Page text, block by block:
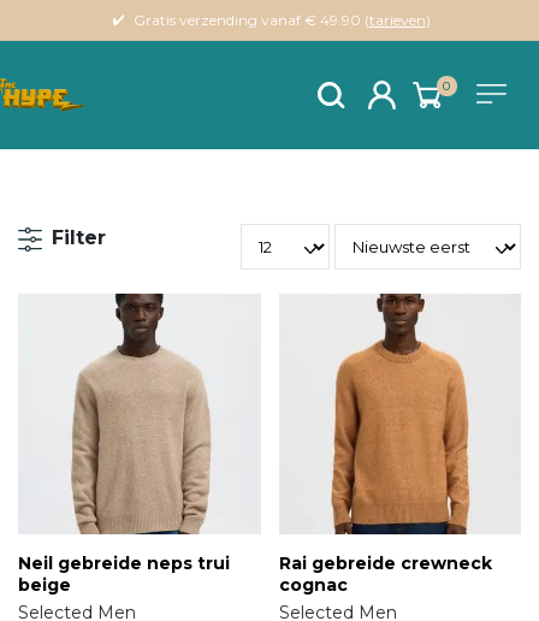
Gratis verzending vanaf € 49.90 (tarieven)
0
Filter
Neil gebreide neps trui
beige
Selected Men
Rai gebreide crewneck
cognac
Selected Men